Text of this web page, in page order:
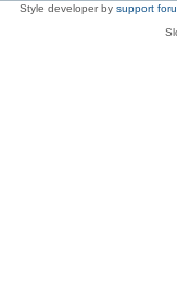
Style developer by support